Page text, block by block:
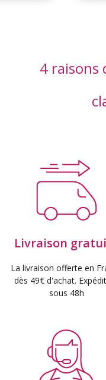
4 raisons
Livraison
La livraison offerte en
dès 49€ d'achat.
sous 48h